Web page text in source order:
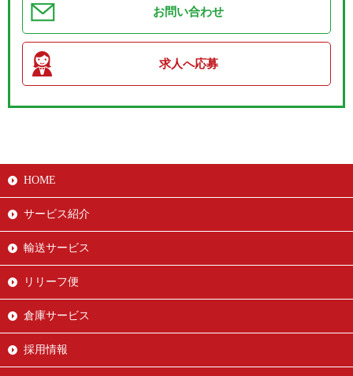
お問い合わせ
求人へ応募
HOME
サービス紹介
輸送サービス
リリーフ便
倉庫サービス
採用情報